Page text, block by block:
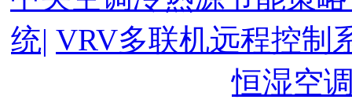
统| VRV多联机远程控制
恒湿空